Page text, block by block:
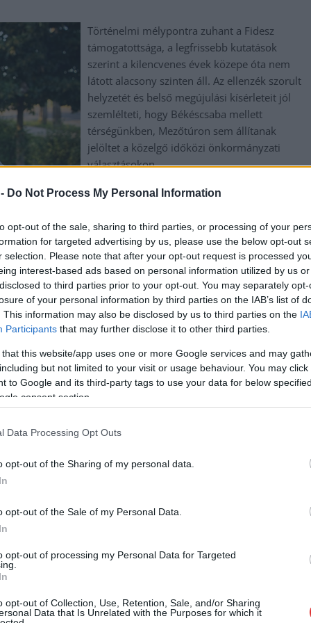
Do Not Process My Personal Information
opt-out of the sale, sharing to third parties, or processing of your
for targeted advertising by us, please use the below opt-out
selection. Please note that after your opt-out request is processed
interest-based ads based on personal information utilized by us
to third parties prior to your opt-out. You may separately
of your personal information by third parties on the IAB’s list of
This information may also be disclosed by us to third parties on the
Participants that may further disclose it to other third parties.
that this website/app uses one or more Google services and may
but not limited to your visit or usage behaviour. You may
to Google and its third-party tags to use your data for below
consent section.
Data Processing Opt Outs
opt-out of the Sharing of my personal data.
opt-out of the Sale of my Personal Data.
opt-out of processing my Personal Data for Targeted
opt-out of Collection, Use, Retention, Sale, and/or Sharing
Data that Is Unrelated with the Purposes for which it
Történelmi mélypontra zuhant a Fidesz
támogatottsága, a legfrissebb kutatások
szerint a kilencvenes évek közepe óta nem
látott alacsony szinten áll. Az ellenzék szorult
helyzetét és belső megújulási kísérleteit jól
szemlélteti, hogy Békéscsaba mellett
térségünkben, Mezőtúron sem állítanak
jelöltet a közelgő időközi önkormányzati
választásokon.
TOVÁBB OLVASOM
,távolmaradás,teke,tisza párt,választás,valuska zoltán, vidék
eltávolítja Sulyok Tamást
Rendkívül feszült hangulatban indult a
parlamenti hétfő, ahol a Tisza Párt által
benyújtott Alaptörvény-módosításról dönt
az Országgyűlés. A javaslat elfogadása
esetén azonnali hatállyal megszűnik Sulyok
zöld utat kap az új Nemzeti
Hivatal felállítása is. A szavazás előtt a
Gulyás Gergely pedig bejelentette
elnök,lemondás ,lemondott,Magyar Péter,mandátum,sulyok